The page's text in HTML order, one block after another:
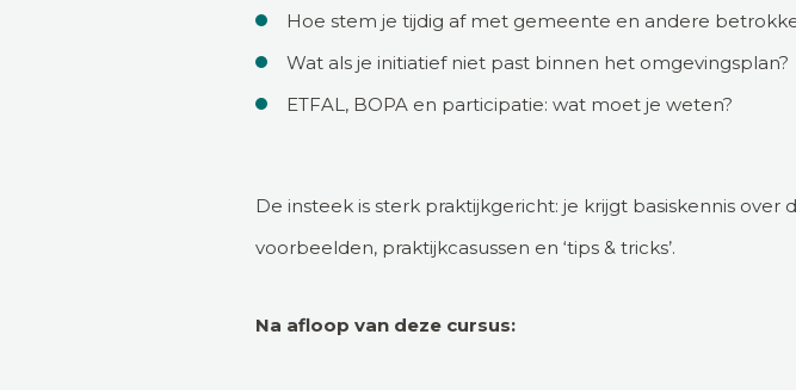
Hoe stem je tijdig af met gemeente en andere
Wat als je initiatief niet past binnen het omgevingsplan?
ETFAL, BOPA en participatie: wat moet je weten?
De insteek is sterk praktijkgericht: je krijgt basiskennis
voorbeelden, praktijkcasussen en ‘tips & tricks’.
Na afloop van deze cursus: